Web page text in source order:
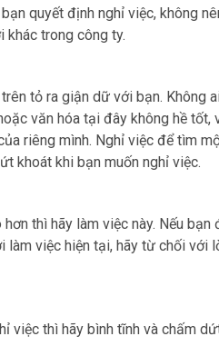
quyết định nghỉ việc, không
khác trong công ty.
tỏ ra giận dữ với bạn. Không
văn hóa tại đây không hề tốt,
riêng mình. Nghỉ việc để tìm
khoát khi bạn muốn nghỉ việc.
thì hãy làm việc này. Nếu bạn
việc hiện tại, hãy từ chối với
việc thì hãy bình tĩnh và chấm